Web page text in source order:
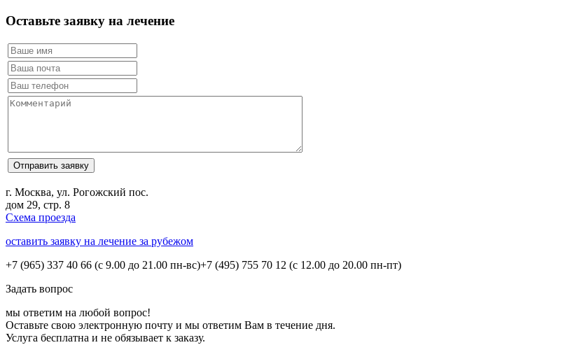
Оставьте заявку на лечение
г. Москва, ул. Рогожский пос.
дом 29, стр. 8
Схема проезда
оставить заявку на лечение за рубежом
+7 (965) 337 40 66 (с 9.00 до 21.00 пн-вс)+7 (495) 755 70 12 (с 12.00 до 20.00 пн-пт)
Задать вопрос
мы ответим на любой вопрос!
Оставьте свою электронную почту и мы ответим Вам в течение дня.
Услуга бесплатна и не обязывает к заказу.